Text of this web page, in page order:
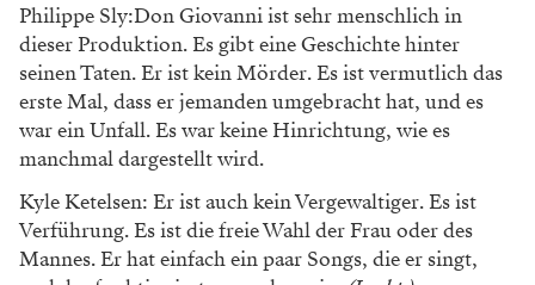
Philippe Sly:Don Giovanni ist sehr menschlich in
dieser Produktion. Es gibt eine Geschichte hinter
seinen Taten. Er ist kein Mörder. Es ist vermutlich das
erste Mal, dass er jemanden umgebracht hat, und es
war ein Unfall. Es war keine Hinrichtung, wie es
manchmal dargestellt wird.
Kyle Ketelsen: Er ist auch kein Vergewaltiger. Es ist
Verführung. Es ist die freie Wahl der Frau oder des
Mannes. Er hat einfach ein paar Songs, die er singt,